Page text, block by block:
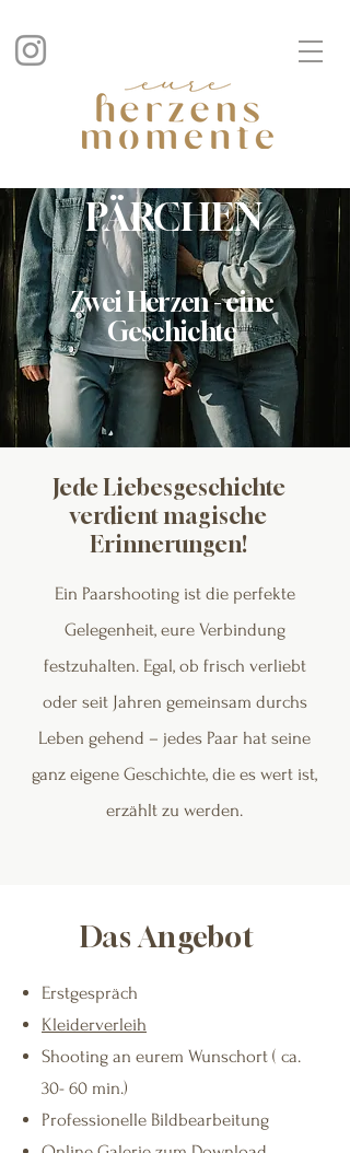
PÄRCHEN
Zwei Herzen - eine
Geschichte
Jede Liebesgeschichte
verdient magische
Erinnerungen!
Ein Paarshooting ist die perfekte
Gelegenheit, eure Verbindung
festzuhalten. Egal, ob frisch verliebt
oder seit Jahren gemeinsam durchs
Leben gehend – jedes Paar hat seine
ganz eigene Geschichte, die es wert ist,
erzählt zu werden.
Das Angebot
Erstgespräch
Kleiderverleih
Shooting an eurem Wunschort ( ca.
30- 60 min.)
Professionelle Bildbearbeitung